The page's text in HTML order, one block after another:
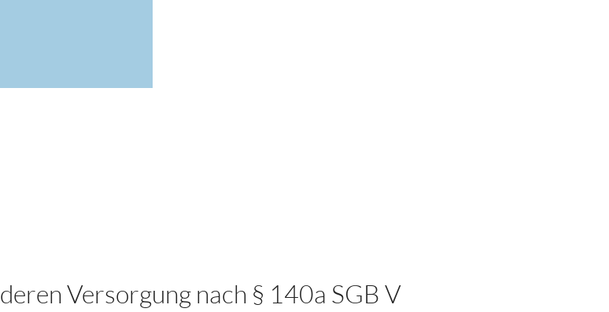
Versorgung nach § 140a SGB V